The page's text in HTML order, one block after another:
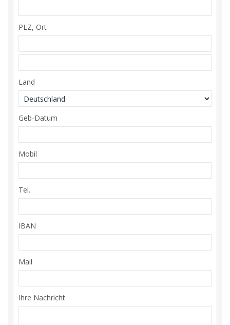
PLZ, Ort
Land
Geb-Datum
Mobil
Tel.
IBAN
Mail
Ihre Nachricht